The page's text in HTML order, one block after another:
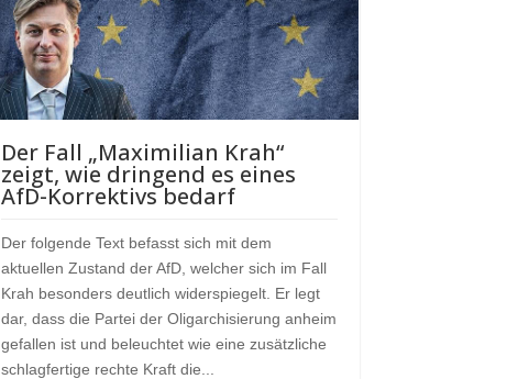
Der Fall „Maximilian Krah“
zeigt, wie dringend es eines
AfD-Korrektivs bedarf
Der folgende Text befasst sich mit dem
aktuellen Zustand der AfD, welcher sich im Fall
Krah besonders deutlich widerspiegelt. Er legt
dar, dass die Partei der Oligarchisierung anheim
gefallen ist und beleuchtet wie eine zusätzliche
schlagfertige rechte Kraft die...